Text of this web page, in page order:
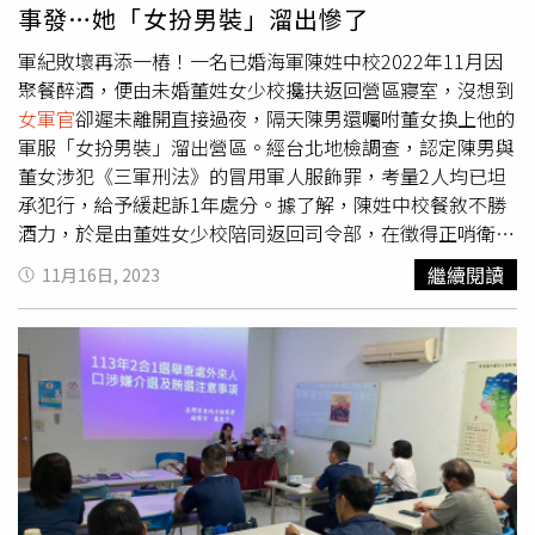
信。最終，依照強制猥褻罪，法院判處張男一年有期徒刑，
但全案仍可上訴。《CTWANT》提醒您：若自身或旁人遭受
身體精神虐待、性騷擾、性侵害，請打110報案再打113找
社工。
事發…她「女扮男裝」溜出慘了
軍紀敗壞再添一樁！一名已婚海軍陳姓中校2022年11月因
聚餐醉酒，便由未婚董姓女少校攙扶返回營區寢室，沒想到
女軍官卻遲未離開直接過夜，隔天陳男還囑咐董女換上他的
軍服「女扮男裝」溜出營區。經台北地檢調查，認定陳男與
董女涉犯《三軍刑法》的冒用軍人服飾罪，考量2人均已坦
承犯行，給予緩起訴1年處分。據了解，陳姓中校餐敘不勝
酒力，於是由董姓女少校陪同返回司令部，在徵得正哨衛兵
同意後，2人進入陳男營區內的北海樓軍官寢室，不過直到
哨兵要下哨接班時，仍未見
離開，因此向值日官上報
查處。陳男接獲值日官致電質問，他竟辯稱帶回寢室的是民
間友人，擔心此事會東窗事發，陳男隨即囑咐董女換上自己
的軍服，接著2人搭乘外出採買的軍車離開營區，儘管一切
看似瞞天過海，但卻仍遭內部人員舉發，事後陳男與董女也
在去年12月雙雙退伍。案經台北地檢署偵查後，認定陳男與
董女涉犯《陸海空軍刑法》冒用軍人服飾、徽章或官銜罪，
考量2人均已坦承犯行，給予緩起訴1年處分，另陳男需支付
國庫7500元、董女支付5000元。
11月16日, 2023 繼續閱讀